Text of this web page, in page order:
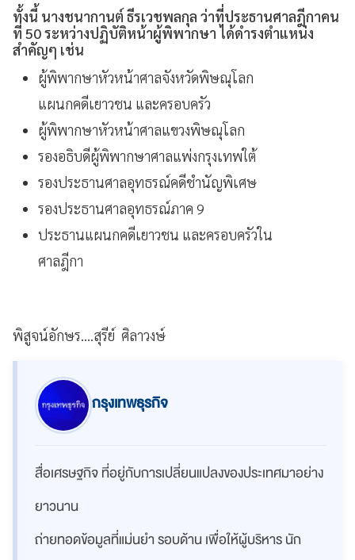
ทั้งนี้ นางชนากานต์ ธีรเวชพลกุล ว่าที่ประธานศาลฎีกาคน
ที่ 50 ระหว่างปฏิบัติหน้าผู้พิพากษา ได้ดำรงตำแหน่ง
สำคัญๆ เช่น
ผู้พิพากษาหัวหน้าศาลจังหวัดพิษณุโลก
แผนกคดีเยาวชน และครอบครัว
ผู้พิพากษาหัวหน้าศาลแขวงพิษณุโลก
รองอธิบดีผู้พิพากษาศาลแพ่งกรุงเทพใต้
รองประธานศาลอุทธรณ์คดีชำนัญพิเศษ
รองประธานศาลอุทธรณ์ภาค 9
ประธานแผนกคดีเยาวชน และครอบครัวใน
ศาลฎีกา
พิสูจน์อักษร....สุรีย์ ศิลาวงษ์
กรุงเทพธุรกิจ
สื่อเศรษฐกิจ ที่อยู่กับการเปลี่ยนแปลงของประเทศมาอย่าง
ยาวนาน
ถ่ายทอดข้อมูลที่แม่นยำ รอบด้าน เพื่อให้ผู้บริหาร นัก